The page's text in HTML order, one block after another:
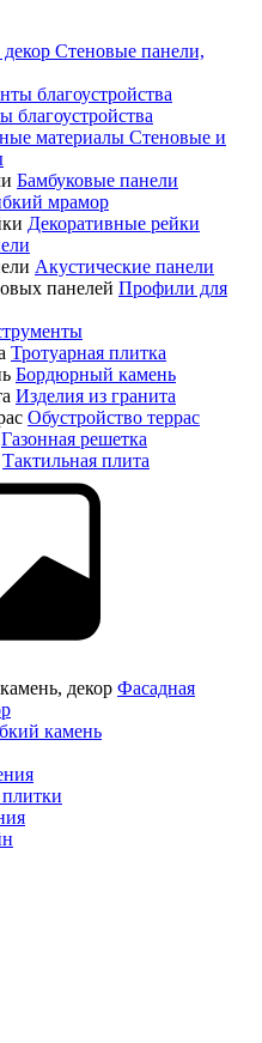
Стеновые панели,
благоустройства
Стеновые и
Бамбуковые панели
мрамор
Декоративные рейки
Акустические панели
Профили для
Тротуарная плитка
Бордюрный камень
Изделия из гранита
Обустройство террас
Газонная решетка
Тактильная плита
Фасадная
камень